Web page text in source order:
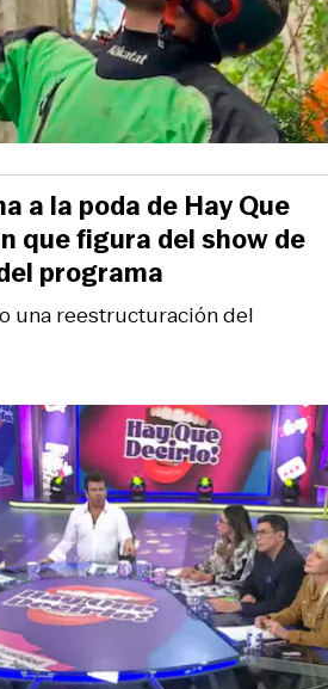
una reestructuración del
a la poda de Hay Que
que figura del show de
programa